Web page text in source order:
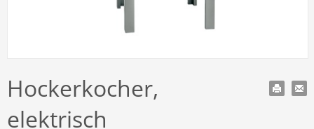
Hockerkocher,
elektrisch